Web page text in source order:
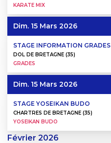
KARATE MIX
Dim. 15 Mars 2026
STAGE INFORMATION GRADES
DOL DE BRETAGNE (35)
GRADES
Dim. 15 Mars 2026
STAGE YOSEIKAN BUDO
CHARTRES DE BRETAGNE (35)
YOSEIKAN BUDO
Février 2026